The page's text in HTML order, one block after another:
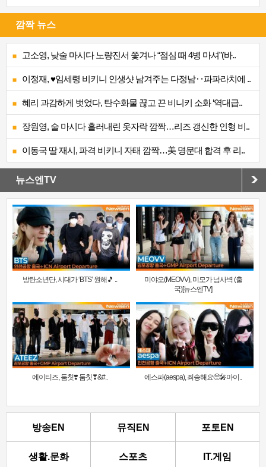
깜짝 뉴스
고소영, 낮술 마시다 노량진서 쫓겨나 “점심 때 4병 마셔”(바..
이정재, ♥임세령 비키니 인생샷 남겨주는 다정남‥파파라치에 ..
혜리 과감하게 벗었다, 탄수화물 끊고 끈 비니키 소화 ‘역대급..
장원영, 술 마시다 흘러내린 옷자락 깜짝…리즈 갱신한 인형 비..
이동국 딸 재시, 파격 비키니 자태 깜짝…美 명문대 합격 후 리..
뉴스엔TV
방탄소년단, 시대가 ‘BTS’ 원해🎵 ..
미야오(MEOVV), 미모가 넘사벽 (출
국)[뉴스엔TV]
에이티즈, 둠칫❣️ 둠칫❣&#.. 에스파(aespa), 죄송해요🥺🎤마이..
방송EN 뮤직EN 포토EN
생활.문화 스포츠 IT.게임